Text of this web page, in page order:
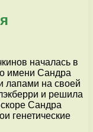
началась в
имени Сандра
лапами на своей
и решила
Сандра
генетические